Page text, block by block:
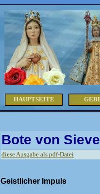
HAUPTSEITE
Bote von
diese Ausgabe als pdf-Datei
Geistlicher Impuls